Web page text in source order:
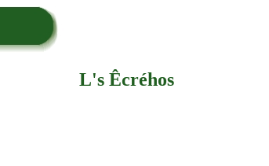
L's Êcréhos